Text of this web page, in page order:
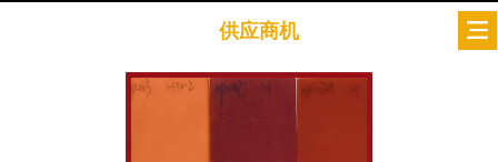
供应商机